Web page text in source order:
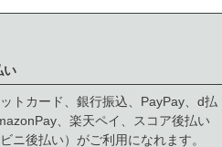
い
トカード、銀行振込、PayPay、d払
、楽天ペイ、スコア後払い
ビニ後払い）がご利用になれます。